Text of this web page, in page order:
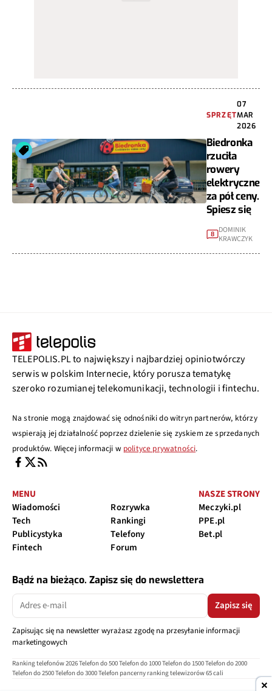
SPRZĘT
07
MAR
2026
Biedronka
rzuciła
rowery
elektryczne
za pół ceny.
Spiesz się
8 DOMINIK
KRAWCZYK
TELEPOLIS.PL to największy i najbardziej opiniotwórczy
serwis w polskim Internecie, który porusza tematykę
szeroko rozumianej telekomunikacji, technologii i fintechu.
Na stronie mogą znajdować się odnośniki do witryn partnerów, którzy
wspierają jej działalność poprzez dzielenie się zyskiem ze sprzedanych
produktów. Więcej informacji w polityce prywatności.
MENU
Wiadomości
Tech
Publicystyka
Fintech
Rozrywka
Rankingi
Telefony
Forum
NASZE STRONY
Meczyki.pl
PPE.pl
Bet.pl
Bądź na bieżąco. Zapisz się do newslettera
Zapisz się
Zapisując się na newsletter wyrażasz zgodę na przesyłanie informacji
marketingowych
Ranking telefonów 2026Telefon do 500Telefon do 1000Telefon do 1500Telefon do 2000
Telefon do 2500Telefon do 3000Telefon pancerny ranking telewizorów 65 cali